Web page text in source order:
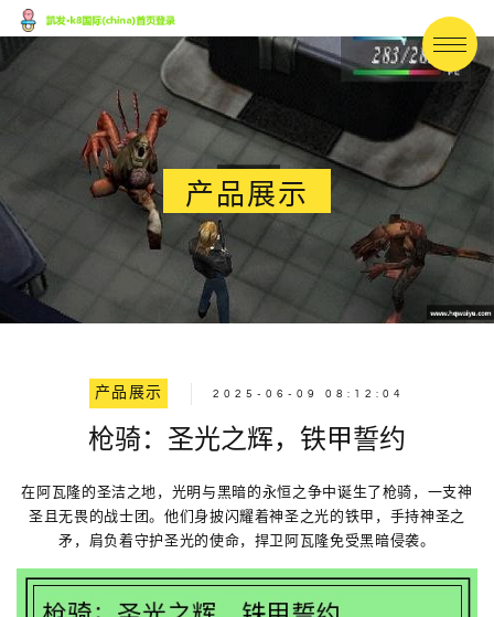
产品展示
产品展示 2025-06-09 08:12:04
枪骑：圣光之辉，铁甲誓约
在阿瓦隆的圣洁之地，光明与黑暗的永恒之争中诞生了枪骑，一支神
圣且无畏的战士团。他们身披闪耀着神圣之光的铁甲，手持神圣之
矛，肩负着守护圣光的使命，捍卫阿瓦隆免受黑暗侵袭。